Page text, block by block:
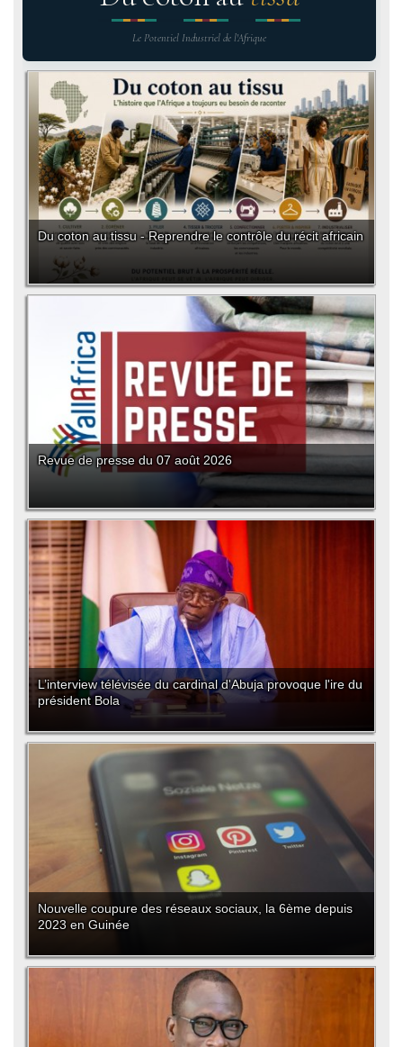
Le Potentiel Industriel de l'Afrique
Du coton au tissu - Reprendre le contrôle du récit africain
Revue de presse du 07 août 2026
L’interview télévisée du cardinal d'Abuja provoque l'ire du
président Bola
Nouvelle coupure des réseaux sociaux, la 6ème depuis
2023 en Guinée